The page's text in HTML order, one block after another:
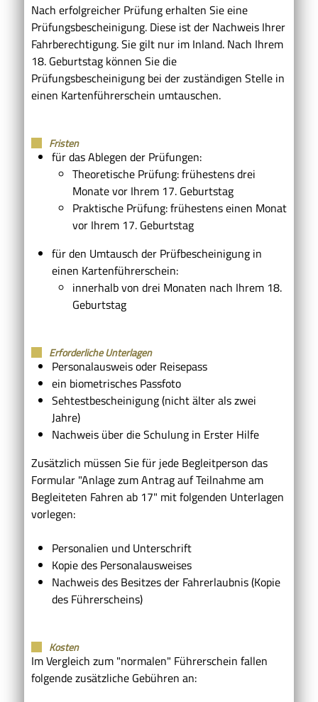
Nach erfolgreicher Prüfung erhalten Sie eine
Prüfungsbescheinigung. Diese ist der Nachweis Ihrer
Fahrberechtigung.Sie gilt nur im Inland. Nach Ihrem
18. Geburtstag können Sie die
Prüfungsbescheinigung bei der zuständigen Stelle in
einen Kartenführerschein umtauschen.
Fristen
für das Ablegen der Prüfungen:
Theoretische Prüfung: frühestens drei
Monate vor Ihrem 17. Geburtstag
Praktische Prüfung: frühestens einen Monat
vor Ihrem 17. Geburtstag
für den Umtausch der Prüfbescheinigung in
einen Kartenführerschein:
innerhalb von drei Monaten nach Ihrem 18.
Geburtstag
Erforderliche Unterlagen
Personalausweis oder Reisepass
ein biometrisches Passfoto
Sehtestbescheinigung (nicht älter als zwei
Jahre)
Nachweis über die Schulung in Erster Hilfe
Zusätzlich müssen Sie für jede Begleitperson das
Formular "Anlage zum Antrag auf Teilnahme am
Begleiteten Fahren ab 17" mit folgenden Unterlagen
vorlegen:
Personalien und Unterschrift
Kopie des Personalausweises
Nachweis des Besitzes der Fahrerlaubnis (Kopie
des Führerscheins)
Kosten
Im Vergleich zum "normalen" Führerschein fallen
folgende zusätzliche Gebühren an: